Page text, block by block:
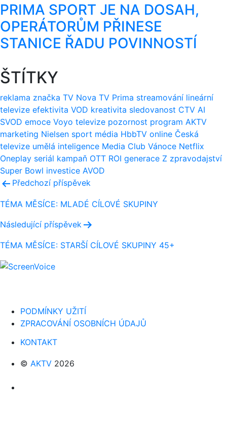
PRIMA SPORT JE NA DOSAH,
OPERÁTORŮM PŘINESE
STANICE ŘADU POVINNOSTÍ
ŠTÍTKY
reklama značka TV Nova TV Prima streamování lineární
televize efektivita VOD kreativita sledovanost CTV AI
SVOD emoce Voyo televize pozornost program AKTV
marketing Nielsen sport média HbbTV online Česká
televize umělá inteligence Media Club Vánoce Netflix
Oneplay seriál kampaň OTT ROI generace Z zpravodajství
Super Bowl investice AVOD
Navigace
pro
příspěvek
Předchozí příspěvek
TÉMA MĚSÍCE: MLADÉ CÍLOVÉ SKUPINY
Následující příspěvek
TÉMA MĚSÍCE: STARŠÍ CÍLOVÉ SKUPINY 45+
PODMÍNKY UŽITÍ
ZPRACOVÁNÍ OSOBNÍCH ÚDAJŮ
KONTAKT
© AKTV 2026